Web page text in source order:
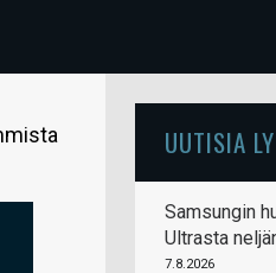
UUTISIA
Samsungin
Ultrasta
7.8.2026